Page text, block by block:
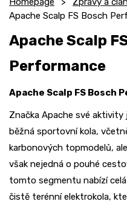
Apache Scalp FS Bosch
Apache Scalp
Performance
Apache Scalp FS Bosch
Značka Apache své
běžná sportovní kola,
karbonových topmodelů,
však nejedná o pouhé
tomto segmentu nabízí
čistě terénní elektrokola,